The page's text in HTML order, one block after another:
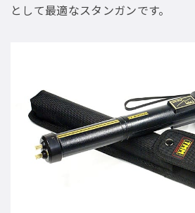
として最適なスタンガンです。